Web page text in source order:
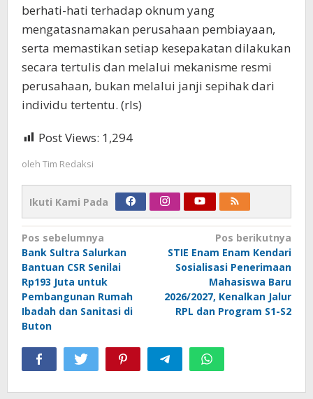
berhati-hati terhadap oknum yang
mengatasnamakan perusahaan pembiayaan,
serta memastikan setiap kesepakatan dilakukan
secara tertulis dan melalui mekanisme resmi
perusahaan, bukan melalui janji sepihak dari
individu tertentu. (rls)
Post Views: 1,294
oleh Tim Redaksi
Ikuti Kami Pada
Navigasi
pos
Pos sebelumnya
Bank Sultra Salurkan
Bantuan CSR Senilai
Rp193 Juta untuk
Pembangunan Rumah
Ibadah dan Sanitasi di
Buton
Pos berikutnya
STIE Enam Enam Kendari
Sosialisasi Penerimaan
Mahasiswa Baru
2026/2027, Kenalkan Jalur
RPL dan Program S1-S2